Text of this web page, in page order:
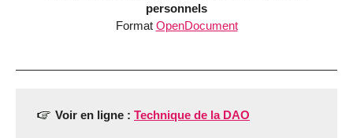
personnels
Format OpenDocument
Voir en ligne : Technique de la DAO